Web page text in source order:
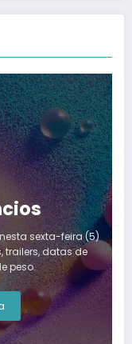
sexta-feira (5)
trailers, datas de
peso.